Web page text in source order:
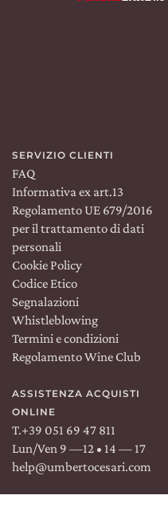
SERVIZIO CLIENTI
FAQ
Informativa ex art.13
Regolamento UE 679/2016
per il trattamento di dati
personali
Cookie Policy
Codice Etico
Segnalazioni
Whistleblowing
Termini e condizioni
Regolamento Wine Club
ASSISTENZA ACQUISTI
ONLINE
T.+39 051 69 47 811
Lun/Ven 9 —12 • 14 — 17
help@umbertocesari.com